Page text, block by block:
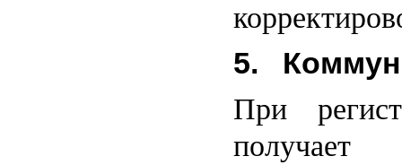
5.
При